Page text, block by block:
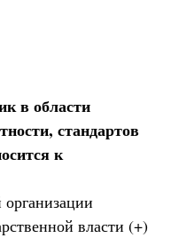
в области
стандартов
к
организации
власти (+)